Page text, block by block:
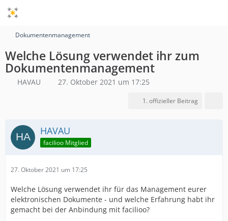
Dokumentenmanagement
Welche Lösung verwendet ihr zum
Dokumentenmanagement
HAVAU 27. Oktober 2021 um 17:25
1. offizieller Beitrag
HAVAU
facilioo Mitglied
27. Oktober 2021 um 17:25
Welche Lösung verwendet ihr für das Management eurer
elektronischen Dokumente - und welche Erfahrung habt ihr
gemacht bei der Anbindung mit facilioo?